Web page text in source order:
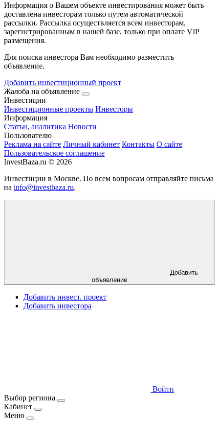
Информация о Вашем объекте инвестирования может быть
доставлена инвесторам только путем автоматической
рассылки. Рассылка осуществляется всем инвесторам,
зарегистрированным в нашей базе, только при оплате VIP
размещения.
Для поиска инвестора Вам необходимо разместить
объявление.
Добавить инвестиционный проект
Жалоба на объявление
Инвестиции
Инвестиционные проекты Инвесторы
Информация
Статьи, аналитика Новости
Пользователю
Реклама на сайте Личный кабинет Контакты О сайте
Пользовательское соглашение
InvestBaza.ru © 2026
Инвестиции в Москве. По всем вопросам отправляйте письма
на info@investbaza.ru.
Добавить
объявление
Добавить инвест. проект
Добавить инвестора
Войти
Выбор региона
Кабинет
Меню